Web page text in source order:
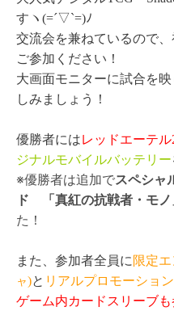
すヽ(=´▽`=)ﾉ
交流会を兼ねているので
ご参加ください！
大画面モニターに試合を
しみましょう！
優勝者にはレッドエーテル
ジナルモバイルバッテリー
※優勝者は追加でスペシャ
ド 「真紅の抗戦者・モノ
た！
また、参加者全員に 限定
ャ)と リアルプロモーショ
ゲーム内カードスリーブ